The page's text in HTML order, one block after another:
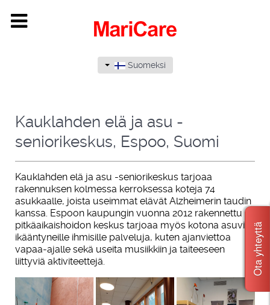
Suomeksi
Kauklahden elä ja asu -
seniorikeskus, Espoo, Suomi
Kauklahden elä ja asu -seniorikeskus tarjoaa
rakennuksen kolmessa kerroksessa koteja 74
asukkaalle, joista useimmat elävät Alzheimerin taudin
kanssa. Espoon kaupungin vuonna 2012 rakennettu
pitkäaikaishoidon keskus tarjoaa myös kotona asuville
ikääntyneille ihmisille palveluja, kuten ajanviettoa
vapaa-ajalle sekä useita musiikkiin ja taiteeseen
liittyviä aktiviteettejä.
Ota yhteyttä